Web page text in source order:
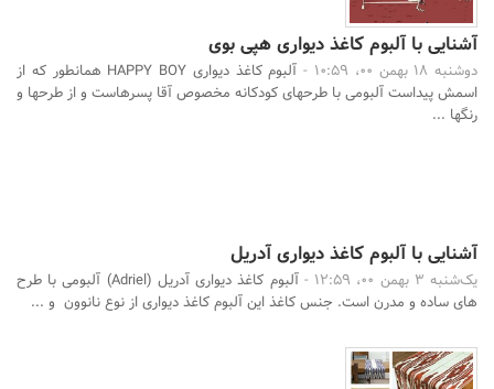
آشنایی با آلبوم کاغذ دیواری هپی بوی
دوشنبه 18 بهمن 00، 10:59 -
آلبوم کاغذ دیواری HAPPY BOY همانطور که از
اسمش پیداست آلبومی با طرحهای کودکانه مخصوص آقا پسرهاست و از طرحها و
رنگها ...
آشنایی با آلبوم کاغذ دیواری آدریل
یک‌شنبه 3 بهمن 00، 12:59 -
آلبوم کاغذ دیواری آدریل (Adriel) آلبومی با طرح
های ساده و مدرن است. جنس کاغذ این آلبوم کاغذ دیواری از نوع نانوون و ...